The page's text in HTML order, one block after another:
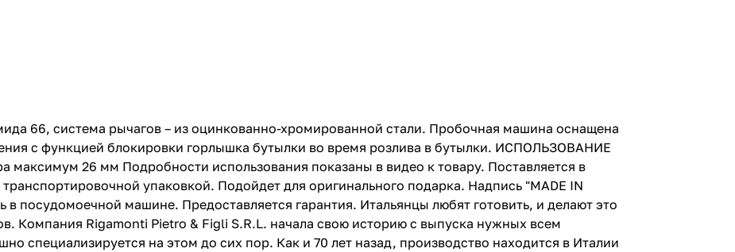
66, система рычагов – из оцинкованно-хромированной стали. Пробочная машина оснащена
с функцией блокировки горлышка бутылки во время розлива в бутылки. ИСПОЛЬЗОВАНИЕ
максимум 26 мм Подробности использования показаны в видео к товару. Поставляется в
упаковкой. Подойдет для оригинального подарка. Надпись "MADE IN
посудомоечной машине. Предоставляется гарантия. Итальянцы любят готовить, и делают это
Компания Rigamonti Pietro & Figli S.R.L. начала свою историю с выпуска нужных всем
специализируется на этом до сих пор. Как и 70 лет назад, производство находится в Италии